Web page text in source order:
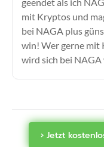
Targobank
TegasFX
Tickmill
TMGM
Vantage
geendet als ich
mit Kryptos und
bei NAGA plus
win! Wer gerne mit
wird sich bei
› Jetzt